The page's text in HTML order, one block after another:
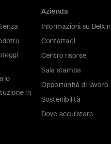
in
Azienda
Informazioni su Belkin
Contattaci
Centro risorse
Sala stampa
Opportunità di lavoro
Sostenibilità
Dove acquistare